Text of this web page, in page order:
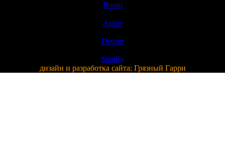
Boom
Apple
Deezer
Spotify
дизайн и разработка сайта: Грязный Гарри